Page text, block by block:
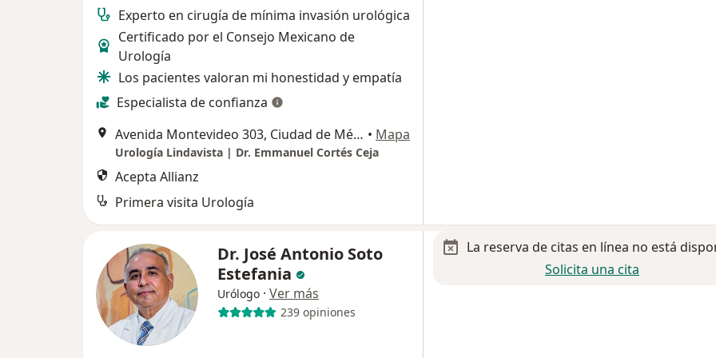
Experto en cirugía de mínima invasión urológica
Certificado por el Consejo Mexicano de
Urología
Los pacientes valoran mi honestidad y empatía
Especialista de confianza
Avenida Montevideo 303, Ciudad de México • Mapa
Urología Lindavista | Dr. Emmanuel Cortés Ceja
Acepta Allianz
Primera visita Urología
Dr. José Antonio Soto
Estefania
Urólogo · Ver más
239 opiniones
La reserva de citas en línea no está
Solicita una cita